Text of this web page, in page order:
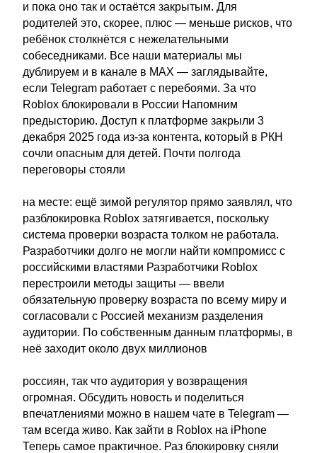
и пока оно так и остаётся закрытым. Для
родителей это, скорее, плюс — меньше рисков, что
ребёнок столкнётся с нежелательными
собеседниками. Все наши материалы мы
дублируем и в канале в MAX — заглядывайте,
если Telegram работает с перебоями. За что
Roblox блокировали в России Напомним
предысторию. Доступ к платформе закрыли 3
декабря 2025 года из-за контента, который в РКН
сочли опасным для детей. Почти полгода
переговоры стояли
на месте: ещё зимой регулятор прямо заявлял, что
разблокировка Roblox затягивается, поскольку
система проверки возраста толком не работала.
Разработчики долго не могли найти компромисс с
российскими властями Разработчики Roblox
перестроили методы защиты — ввели
обязательную проверку возраста по всему миру и
согласовали с Россией механизм разделения
аудитории. По собственным данным платформы, в
неё заходит около двух миллионов
россиян, так что аудитория у возвращения
огромная. Обсудить новость и поделиться
впечатлениями можно в нашем чате в Telegram —
там всегда живо. Как зайти в Roblox на iPhone
Теперь самое практичное. Раз блокировку сняли